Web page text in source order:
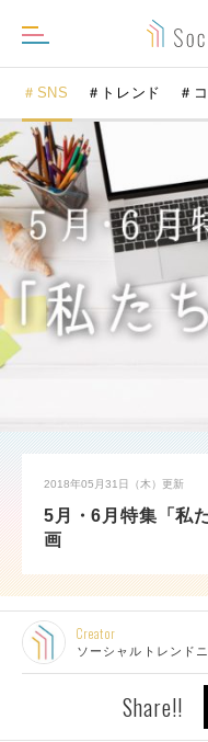
＃SNS ＃トレンド ＃
2018年05月31日（木） 更新
5月・6月特集「私
画
Creator
ソーシャルトレンド
Share!!